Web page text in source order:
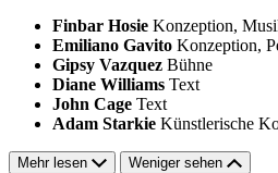
Finbar Hosie Konzeption,
Emiliano Gavito Konzeption,
Gipsy Vazquez Bühne
Diane Williams Text
John Cage Text
Adam Starkie Künstlerische
Mehr lesen Weniger sehen